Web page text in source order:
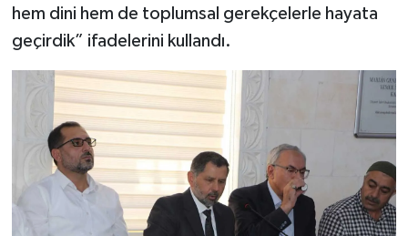
hem dini hem de toplumsal gerekçelerle hayata
geçirdik” ifadelerini kullandı.